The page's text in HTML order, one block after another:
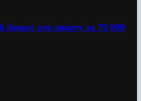
domov pro seniory za 70 000